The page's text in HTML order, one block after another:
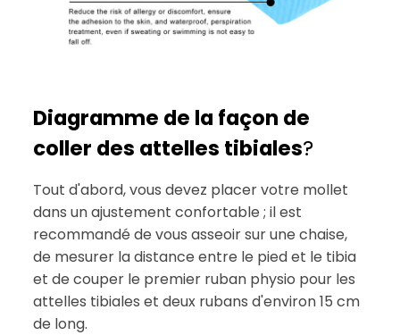
Diagramme de la façon de
coller des attelles tibiales?
Tout d'abord, vous devez placer votre mollet
dans un ajustement confortable ; il est
recommandé de vous asseoir sur une chaise,
de mesurer la distance entre le pied et le tibia
et de couper le premier ruban physio pour les
attelles tibiales et deux rubans d'environ 15 cm
de long.